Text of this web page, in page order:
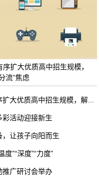
扩大优质高中招生规模，
流”焦虑
教育部：有序扩大优质高中招生规模，解决“普职分流”焦虑
彩活动迎接新生
，让孩子向阳而生
度”“深度”“力度”
推广研讨会举办